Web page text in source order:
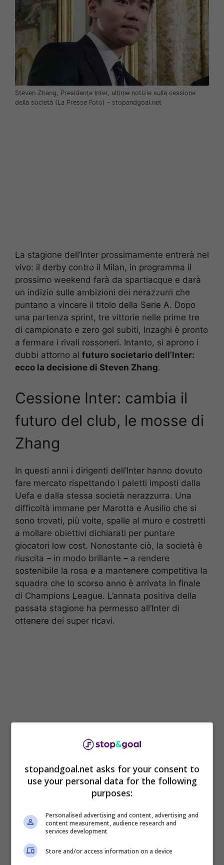
Steven Zhang, Presidente Inter, ultime notizie sulla cessione
della società (La Presse Foto) – stopandgoal.net
La stagione dell’Inter prossimamente entrerà nel
vivo: il derby contro il Milan, in programma il
prossimo weekend farà da spartiacque e darà
un indizio sulle ambizioni dei nerazzurri che
puntano a vincere il titolo della Serie A. Dopo
una partenza sprint, tre vittorie nelle prime tre
di campionato e zero gol subiti, Inzaghi è pronto
a fermare i rivali rossoneri. Intanto, si aprono i
dubbi attorno al futuro societario dell’Inter:
ecco la decisione di Steven Zhang.
Cessione Inter: cambia il
futuro del club, le mosse di
Zhang
In questi anni i dirigenti dell’Inter hanno dovuto
fare mercato rispettando i paletti imposti dalla
Uefa e dalla stessa società nerazzurra. Una
difficoltà immane per Marotta e Ausilio che si
sono trovati, più volte, spalle al muro e costretti
a mollare obiettivi dichiarati per puntare
giocatori low cost. Nonostante ciò, la società è
riuscita – in modo brillante – a rendere
sostenibile la rosa e a mantenere competitiva la
squadra che lo scorso anno è arrivata in finale
di Champions League. L’annata positiva della
passata stagione ha permesso all’Inter di
ottenere dei super ricavi.
Ecco perché l’auspicio della dirigenza è che nel
2024 qualcosa possa cambiare e consentire
maggiori libertà nella
sessione estiva di calciomercato .
Ma prima bisognerà risolvere la questione
relativa alprestito di Zhang con Oaktree
stopandgoal.net asks for your consent to
use your personal data for the following
purposes:
Personalised advertising and content, advertising and
content measurement, audience research and
services development
Store and/or access information on a device